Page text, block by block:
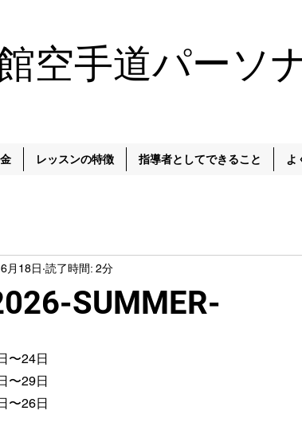
空手道パーソ
レッスンの特徴 指導者としてできること よ
SUMMER-
6月18日 読了時間: 2分
〜24日
29日
26日